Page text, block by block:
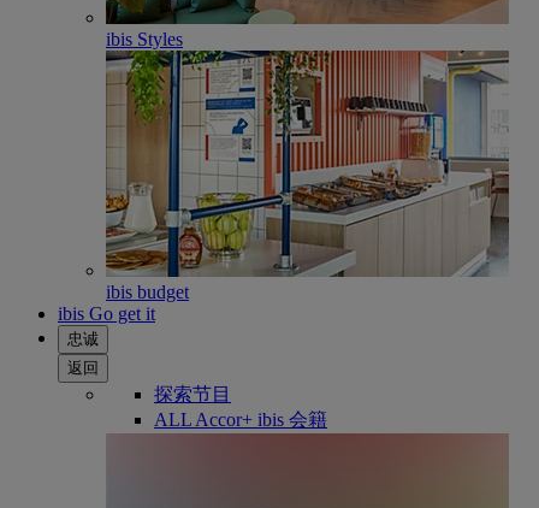
ibis Styles
ibis budget
ibis Go get it
忠诚
返回
探索节目
ALL Accor+ ibis 会籍